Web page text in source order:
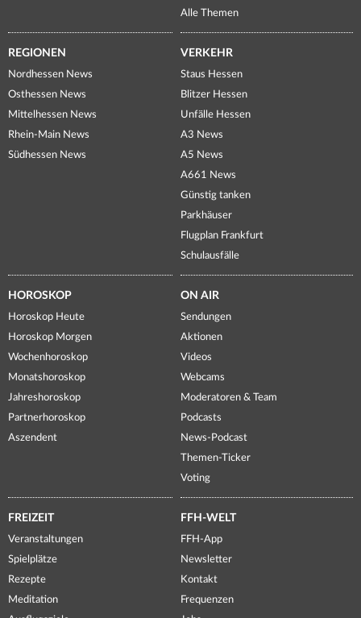
Alle Themen
REGIONEN
Nordhessen News
Osthessen News
Mittelhessen News
Rhein-Main News
Südhessen News
VERKEHR
Staus Hessen
Blitzer Hessen
Unfälle Hessen
A3 News
A5 News
A661 News
Günstig tanken
Parkhäuser
Flugplan Frankfurt
Schulausfälle
HOROSKOP
Horoskop Heute
Horoskop Morgen
Wochenhoroskop
Monatshoroskop
Jahreshoroskop
Partnerhoroskop
Aszendent
ON AIR
Sendungen
Aktionen
Videos
Webcams
Moderatoren & Team
Podcasts
News-Podcast
Themen-Ticker
Voting
FREIZEIT
Veranstaltungen
Spielplätze
Rezepte
Meditation
FFH-WELT
FFH-App
Newsletter
Kontakt
Frequenzen